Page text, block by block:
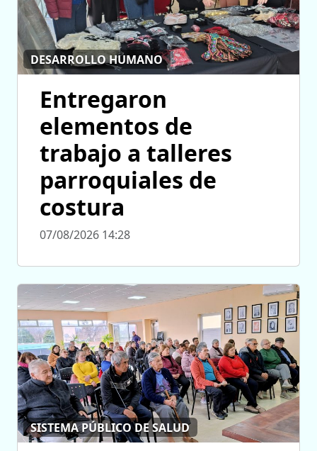
DESARROLLO HUMANO
Entregaron
elementos de
trabajo a talleres
parroquiales de
costura
07/08/2026 14:28
SISTEMA PÚBLICO DE SALUD